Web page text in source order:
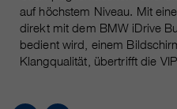
auf höchstem Niveau. Mit
direkt mit dem BMW iDrive
bedient wird, einem
Klangqualität, übertrifft die